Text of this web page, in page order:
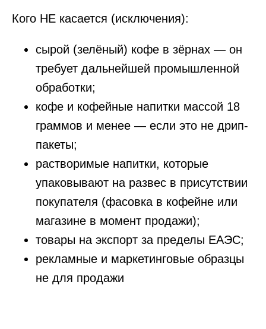
Кого НЕ касается (исключения):
сырой (зелёный) кофе в зёрнах — он
требует дальнейшей промышленной
обработки;
кофе и кофейные напитки массой 18
граммов и менее — если это не дрип-
пакеты;
растворимые напитки, которые
упаковывают на развес в присутствии
покупателя (фасовка в кофейне или
магазине в момент продажи);
товары на экспорт за пределы ЕАЭС;
рекламные и маркетинговые образцы
не для продажи